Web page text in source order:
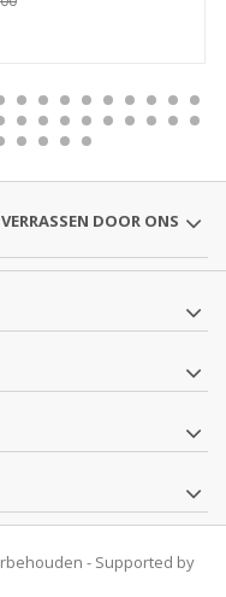
DOOR ONS
- Supported by